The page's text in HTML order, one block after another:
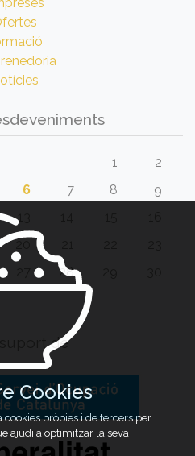
1
2
6 7 8
9
13
20
28
de
Cookies
pròpies i de tercers per
ajudi a optimitzar la seva